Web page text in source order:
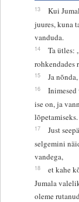
13
Kui
juures, kuna
vanduda.
14
Ta ütles:
rohkendades
15 Ja
16
ise on, ja
lõpetamiseks.
17
Just
selgemini
vandega,
18
et kahe
Jumala
oleme